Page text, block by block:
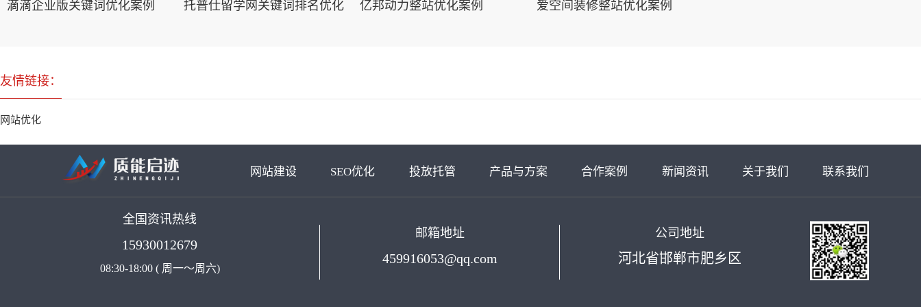
滴滴企业版关键词优化案例 托普仕留学网关键词排名优化 亿邦动力整站优化案例 爱空间装修整站优化案例
友情链接：
网站优化
网站建设 SEO优化 投放托管 产品与方案 合作案例 新闻资讯 关于我们 联系我们
全国资讯热线
15930012679
08:30-18:00 ( 周一～周六)
邮箱地址
459916053@qq.com
公司地址
河北省邯郸市肥乡区